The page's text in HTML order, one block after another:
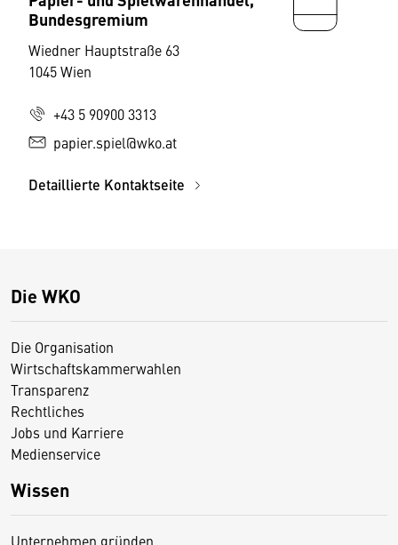
Bundesgremium
Wiedner Hauptstraße 63
1045 Wien
+43 5 90900 3313
papier.spiel@wko.at
Detaillierte Kontaktseite
Die WKO
Die Organisation
Wirtschaftskammerwahlen
Transparenz
Rechtliches
Jobs und Karriere
Medienservice
Wissen
Unternehmen gründen